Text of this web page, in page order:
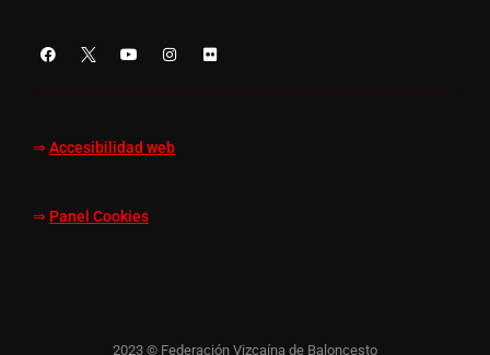
⇒ Accesibilidad web
⇒ Panel Cookies
2023 © Federación Vizcaína de Baloncesto